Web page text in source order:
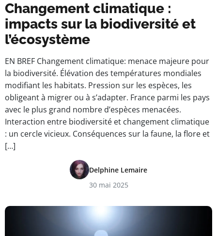
Changement climatique :
impacts sur la biodiversité et
l’écosystème
EN BREF Changement climatique: menace majeure pour
la biodiversité. Élévation des températures mondiales
modifiant les habitats. Pression sur les espèces, les
obligeant à migrer ou à s’adapter. France parmi les pays
avec le plus grand nombre d’espèces menacées.
Interaction entre biodiversité et changement climatique
: un cercle vicieux. Conséquences sur la faune, la flore et
[…]
Delphine Lemaire
30 mai 2025